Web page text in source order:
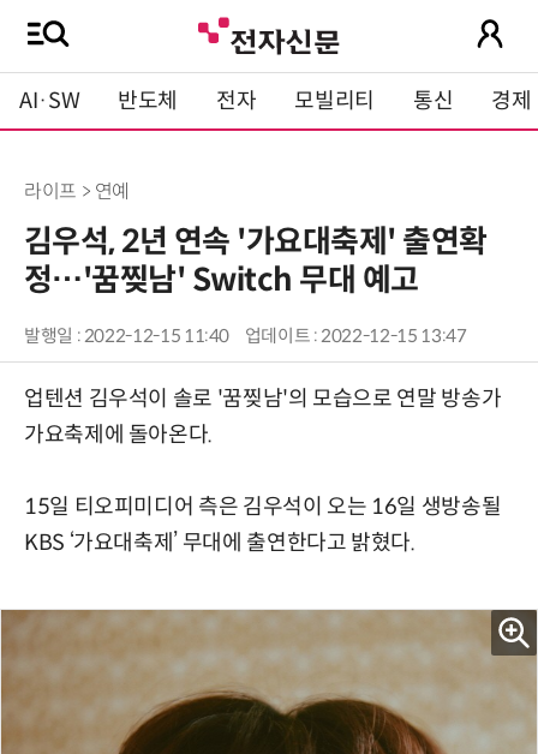
AI·SW 반도체 전자 모빌리티 통신 경제
라이프 > 연예
김우석, 2년 연속 '가요대축제' 출연확
정…'꿈찢남' Switch 무대 예고
발행일 : 2022-12-15 11:40 업데이트 : 2022-12-15 13:47
업텐션 김우석이 솔로 '꿈찢남'의 모습으로 연말 방송가
가요축제에 돌아온다.
15일 티오피미디어 측은 김우석이 오는 16일 생방송될
KBS ‘가요대축제’ 무대에 출연한다고 밝혔다.